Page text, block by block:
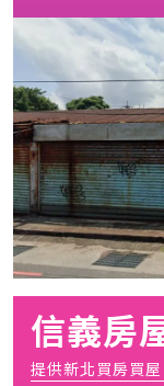
信義房
提供新北買房買